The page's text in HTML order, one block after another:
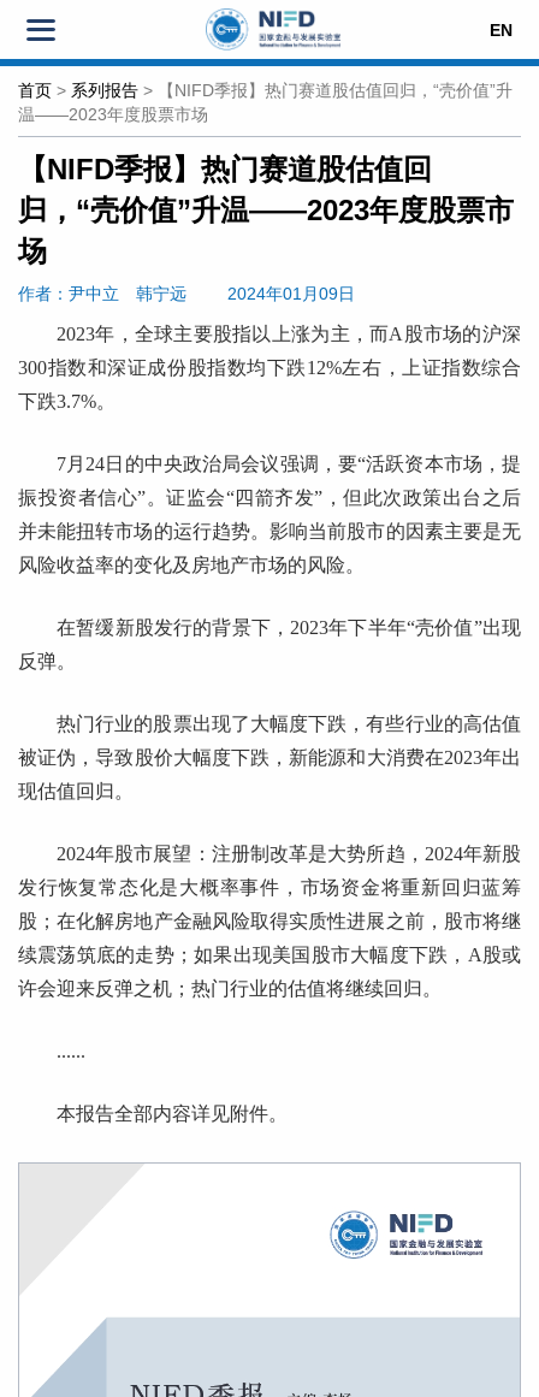
EN
首页 > 系列报告 > 【NIFD季报】热门赛道股估值回归，“壳价值”升
温——2023年度股票市场
【NIFD季报】热门赛道股估值回
归，“壳价值”升温——2023年度股票市
场
作者：尹中立 韩宁远 2024年01月09日
2023年，全球主要股指以上涨为主，而A股市场的沪深
300指数和深证成份股指数均下跌12%左右，上证指数综合
下跌3.7%。
7月24日的中央政治局会议强调，要“活跃资本市场，提
振投资者信心”。证监会“四箭齐发”，但此次政策出台之后
并未能扭转市场的运行趋势。影响当前股市的因素主要是无
风险收益率的变化及房地产市场的风险。
在暂缓新股发行的背景下，2023年下半年“壳价值”出现
反弹。
热门行业的股票出现了大幅度下跌，有些行业的高估值
被证伪，导致股价大幅度下跌，新能源和大消费在2023年出
现估值回归。
2024年股市展望：注册制改革是大势所趋，2024年新股
发行恢复常态化是大概率事件，市场资金将重新回归蓝筹
股；在化解房地产金融风险取得实质性进展之前，股市将继
续震荡筑底的走势；如果出现美国股市大幅度下跌，A股或
许会迎来反弹之机；热门行业的估值将继续回归。
......
本报告全部内容详见附件。